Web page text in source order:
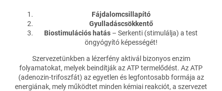
Fájdalomcsillapító
Gyulladáscsökkentő
Biostimulációs hatás – Serkenti (stimulálja) a test
öngyógyító képességét!
Szervezetünkben a lézerfény aktivál bizonyos enzim
folyamatokat, melyek beindítják az ATP termelődést. Az ATP
(adenozin-trifoszfát) az egyetlen és legfontosabb formája az
energiának, mely működtet minden kémiai reakciót, a szervezet